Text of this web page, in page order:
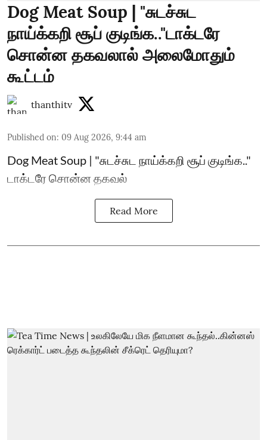
Dog Meat Soup | "சுடச்சுட
நாய்க்கறி சூப் குடிங்க.."டாக்டரே
சொன்ன தகவலால் அலைமோதும்
கூட்டம்
thanthitv
Published on: 09 Aug 2026, 9:44 am
Dog Meat Soup | "சுடச்சுட நாய்க்கறி சூப் குடிங்க.."
டாக்டரே சொன்ன தகவல்
Read More